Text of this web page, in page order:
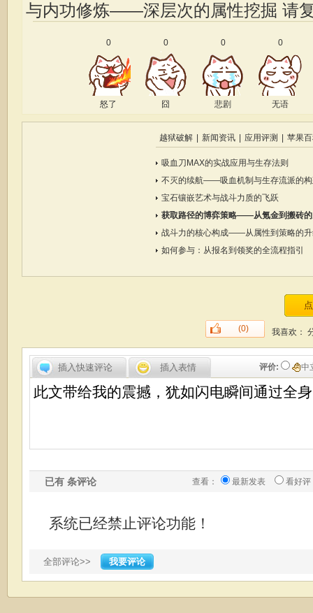
与内功修炼——深层次的属性挖掘 请
0
怒了
0
囧
0
悲剧
0
无语
越狱破解 新闻资讯 应用评测 苹果
吸血刀MAX的实战应用与生存法则
不灭的续航——吸血机制与生存流派的
宝石镶嵌艺术与战斗力质的飞跃
获取路径的博弈策略——从氪金到搬砖
战斗力的核心构成——从属性到策略的
如何参与：从报名到领奖的全流程指引
我喜欢：
(0)
评价: 中
插入快速评论 插入表情
已有 条评论 查看： 最新发表 看好评
系统已经禁止评论功能！
全部评论>> 我要评论